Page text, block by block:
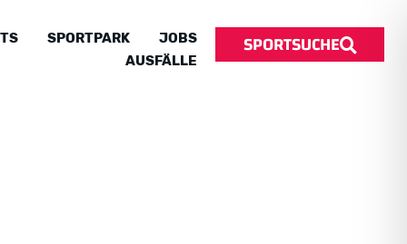
SPORTPARK
JOBS
AUSFÄLLE
SPORTSUCHE